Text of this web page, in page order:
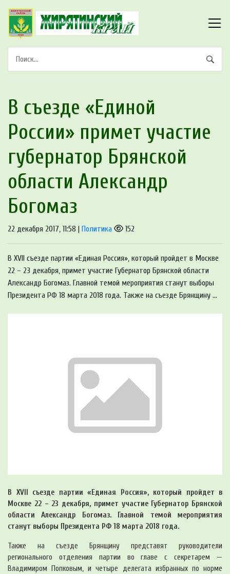
В съезде «Единой
России» примет участие
губернатор Брянской
области Александр
Богомаз
22 декабря 2017, 11:58 | Политика 152
В XVII съезде партии «Единая Россия», который пройдет в Москве
22 – 23 декабря, примет участие Губернатор Брянской области
Александр Богомаз. Главной темой мероприятия станут выборы
Президента РФ 18 марта 2018 года. Также на съезде Брянщину ...
В XVII съезде партии «Единая Россия», который пройдет в
Москве 22 – 23 декабря, примет участие Губернатор Брянской
области Александр Богомаз. Главной темой мероприятия
станут выборы Президента РФ 18 марта 2018 года.
Также на съезде Брянщину представят руководители
регионального отделения партии во главе с секретарем —
Владимиром Попковым, и четыре делегата избранных по норме